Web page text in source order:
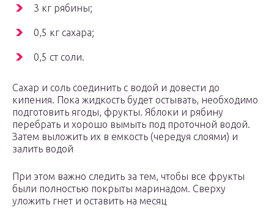
3 кг рябины;
0,5 кг сахара;
0,5 ст соли.
Сахар и соль соединить с водой и довести до
кипения. Пока жидкость будет остывать, необходимо
подготовить ягоды, фрукты. Яблоки и рябину
перебрать и хорошо вымыть под проточной водой.
Затем выложить их в емкость (чередуя слоями) и
залить водой
При этом важно следить за тем, чтобы все фрукты
были полностью покрыты маринадом. Сверху
уложить гнет и оставить на месяц